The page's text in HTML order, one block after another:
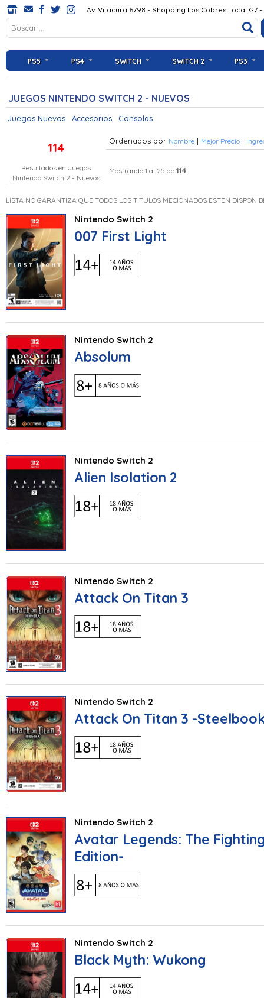
Av. Vitacura 6798 - Shopping Los Cobres Local G7
PS5 PS4 SWITCH SWITCH 2 PS3
JUEGOS NINTENDO SWITCH 2 - NUEVOS
Juegos Nuevos Accesorios Consolas
114
Resultados en Juegos
Nintendo Switch 2 - Nuevos
Ordenados por Nombre | Mejor Precio |
Mostrando 1 al 25 de 114
LISTA NO GARANTIZA QUE TODOS LOS TITULOS MECIONADOS ESTEN
Nintendo Switch 2
007 First Light
Nintendo Switch 2
Absolum
Nintendo Switch 2
Alien Isolation 2
Nintendo Switch 2
Attack On Titan 3
Nintendo Switch 2
Attack On Titan 3 -
Nintendo Switch 2
Avatar Legends: The
Edition-
Nintendo Switch 2
Black Myth: Wukong